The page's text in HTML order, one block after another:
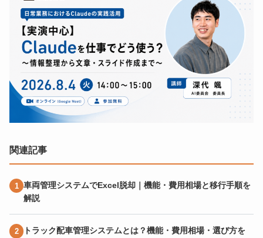
関連記事
車両管理システムでExcel脱却｜機能・費用相場と移行手順を
解説
トラック配車管理システムとは？機能・費用相場・選び方を